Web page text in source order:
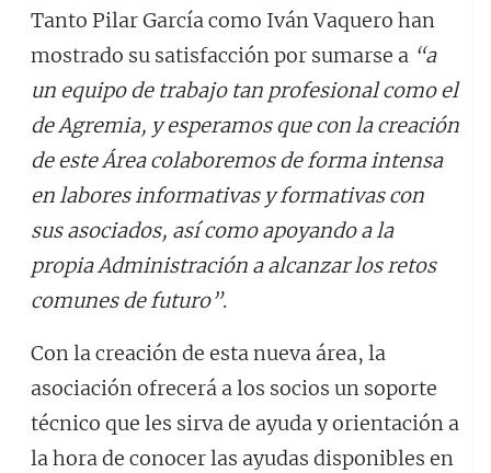
Tanto Pilar García como Iván Vaquero han
mostrado su satisfacción por sumarse a “a
un equipo de trabajo tan profesional como el
de Agremia, y esperamos que con la creación
de este Área colaboremos de forma intensa
en labores informativas y formativas con
sus asociados, así como apoyando a la
propia Administración a alcanzar los retos
comunes de futuro”.
Con la creación de esta nueva área, la
asociación ofrecerá a los socios un soporte
técnico que les sirva de ayuda y orientación a
la hora de conocer las ayudas disponibles en